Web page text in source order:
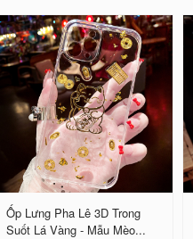
Ốp Lưng Pha Lê 3D Trong
Suốt Lá Vàng - Mẫu Mèo...